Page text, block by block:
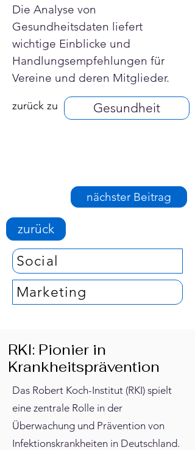
Die Analyse von
Gesundheitsdaten liefert
wichtige Einblicke und
Handlungsempfehlungen für
Vereine und deren Mitglieder.
zurück zu Gesundheit
nächster Beitrag
zurück
Social
Marketing
RKI: Pionier in
Krankheitsprävention
Das Robert Koch-Institut (RKI) spielt
eine zentrale Rolle in der
Überwachung und Prävention von
Infektionskrankheiten in Deutschland.